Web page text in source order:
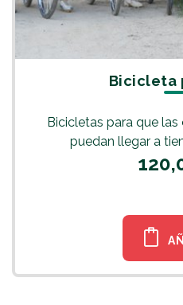
Bicicleta
Bicicletas para que
puedan llegar a